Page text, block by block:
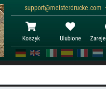
support@meisterdrucke.com
Koszyk Ulubione